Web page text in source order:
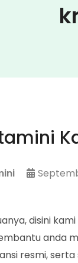
disini
anda
resmi, serta